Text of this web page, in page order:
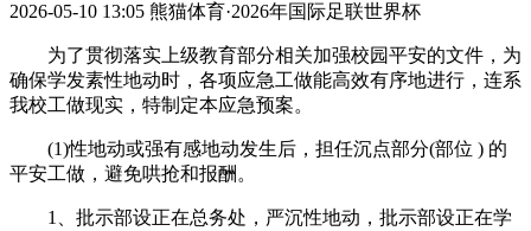
2026-05-10 13:05 熊猫体育·2026年国际足联世界杯
为了贯彻落实上级教育部分相关加强校园平安的文件，为
确保学发素性地动时，各项应急工做能高效有序地进行，连系
我校工做现实，特制定本应急预案。
(1)性地动或强有感地动发生后，担任沉点部分(部位 ) 的
平安工做，避免哄抢和报酬。
1、批示部设正在总务处，严沉性地动，批示部设正在学